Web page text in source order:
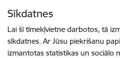
Sīkdatnes
Lai šī tīmekļvietne darbotos, tā
sīkdatnes. Ar Jūsu piekrišanu
izmantotas statistikas un sociālo